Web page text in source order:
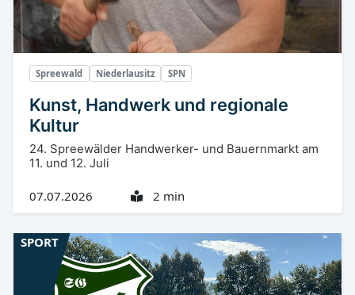
Spreewald Niederlausitz SPN
Kunst, Handwerk und regionale
Kultur
24. Spreewälder Handwerker- und Bauernmarkt am
11. und 12. Juli
07.07.2026 2 min
SPORT